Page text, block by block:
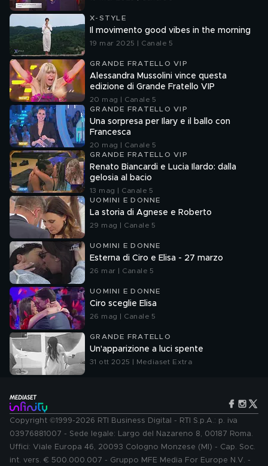
X-STYLE
Il movimento good vibes in the morning
19 mar 2025 | Canale 5
GRANDE FRATELLO VIP
Alessandra Mussolini vince questa
edizione di Grande Fratello VIP
20 mag | Canale 5
GRANDE FRATELLO VIP
Una sorpresa per Ilary e il ballo con
Francesca
20 mag | Canale 5
GRANDE FRATELLO VIP
Renato Biancardi e Lucia Ilardo: dalla
gelosia al bacio
13 mag | Canale 5
UOMINI E DONNE
La storia di Agnese e Roberto
29 mag | Canale 5
UOMINI E DONNE
Esterna di Ciro e Elisa - 27 marzo
26 mar | Canale 5
UOMINI E DONNE
Ciro sceglie Elisa
26 mag | Canale 5
GRANDE FRATELLO
Un'apparizione a luci spente
31 ott 2025 | Mediaset Extra
Copyright ©1999-2026 RTI Business Digital - RTI S.p.A.: p. iva
03976881007 - Sede legale: Largo del Nazareno 8, 00187 Roma.
Uffici: Viale Europa 46, 20093 Cologno Monzese (MI) - Cap. Soc.
int. vers. € 500.000.007 - Gruppo MFE Media For Europe N.V. -